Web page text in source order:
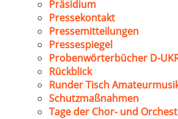
Präsidium
Pressekontakt
Pressemitteilungen
Pressespiegel
Probenwörterbücher D-
Rückblick
Runder Tisch
Schutzmaßnahmen
Tage der Chor- und